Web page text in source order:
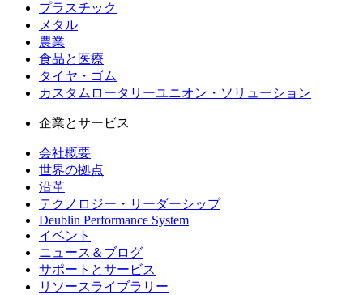
プラスチック
メタル
農業
食品と医療
タイヤ・ゴム
カスタムロータリーユニオン・ソリューション
企業とサービス
会社概要
世界の拠点
沿革
テクノロジー・リーダーシップ
Deublin Performance System
イベント
ニュース＆ブログ
サポートとサービス
リソースライブラリー